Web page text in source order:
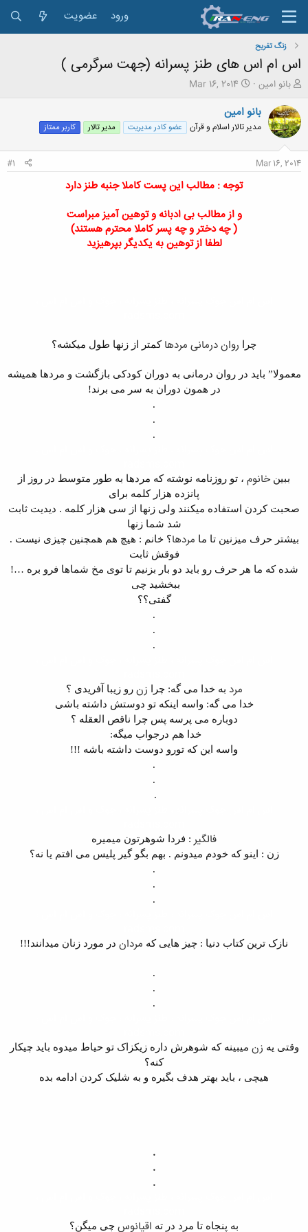
ورود عضویت
زنگ تفريح
اس ام اس های طنز پسرانه (جهت سرگرمی )
ش
و
ع
ک
بانو امین
ت
ر
ی
خ
ع
Mar 16, 2014
بانو امین
مدیر تالار اسلام و قرآن عضو کادر مدیریت مدیر تالار کاربر ممتاز
Mar 16, 2014
#1
توجه : مطالب این پست کاملا جنبه طنز دارد
و از مطالب بی ادبانه و توهین آمیز مبراست
( چه دختر و چه پسر کاملا محترم هستند)
لطفا از توهین به یکدیگر بپرهیزید
چرا روان درمانی مردهاکمتر از زنها طول میکشه؟
معمولا” باید در روان درمانی به دوران کودکی بازگشت و مردها همیشه
در همون دوران به سر می برند!
.
.
.
ببین خانوم ، تو روزنامه نوشته که مردها به طور متوسط در روز از
پانزده هزار کلمه برای
صحبت کردن استفاده میکنند ولی زنها از سی هزار کلمه . دیدیت ثابت
شد شما زنها
بیشتر حرف میزنین تا ما مردها؟ خانم : هیچ هم همچنین چیزی نیست .
فوقش ثابت
شده که ما هر حرف رو باید دو بار بزنیم تا توی مخ شماها فرو بره …!
ببخشید چی
گفتی؟؟
.
.
.
مرد به خدا می گه: چرا زنرو زیبا آفریدی ؟
خدا می گه: واسه اینکه تو دوستش داشته باشی
دوباره می پرسه پس چرا ناقص العقله ؟
خدا هم درجواب میگه:
واسه این که تورو دوست داشته باشه !!!
.
.
.
فالگیر : فردا شوهرتون میمیره
زن : اینو که خودم میدونم . بهم بگو گیر پلیس می افتم یا نه؟
.
.
.
نازک ترین کتاب دنیا : چیز هایی که مردان در مورد زنان میدانند!!!
.
.
.
وقتی یه زن میبینه که شوهرش داره زیکزاک تو حیاط میدوه باید چیکار
کنه؟
هیچی ، باید بهتر هدف بگیره و به شلیک کردن ادامه بده
.
.
.
به پنجاه تا مرد در ته اقیانوس چی میگن؟